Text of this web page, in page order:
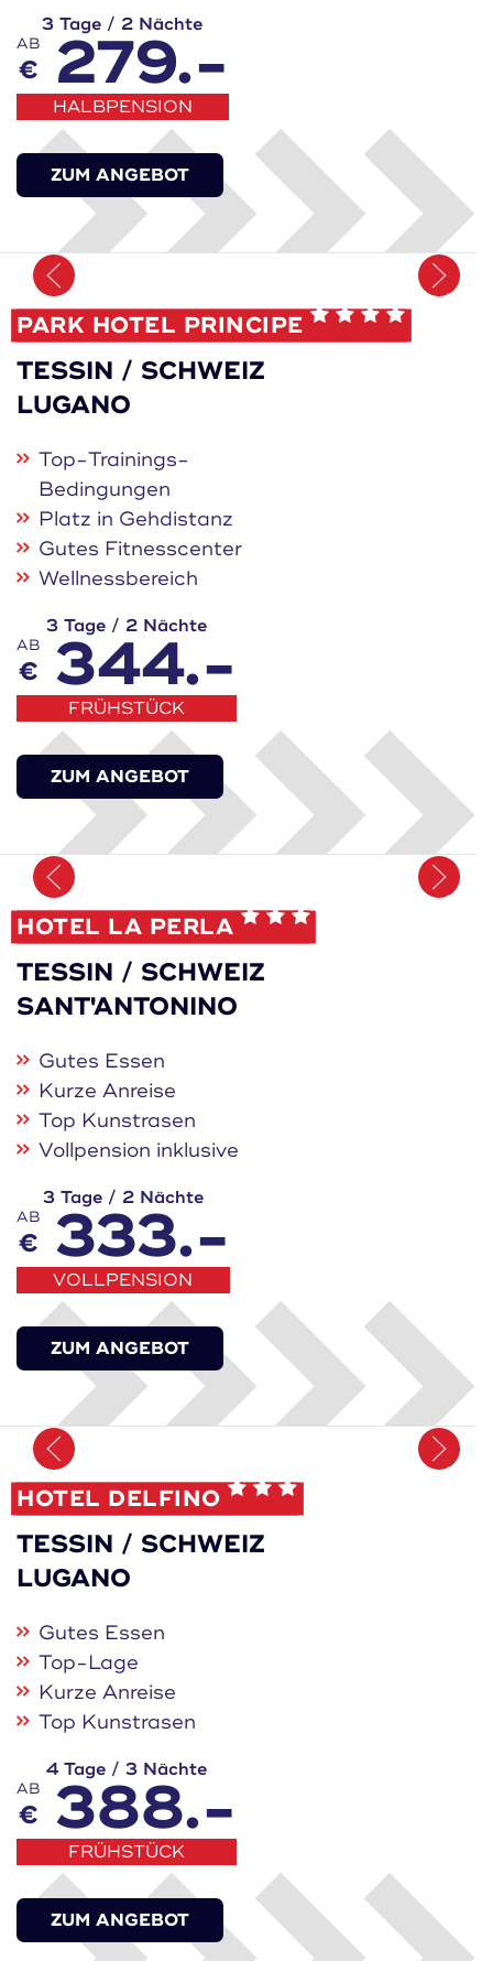
3 Tage / 2 Nächte
AB
€ 279.-
HALBPENSION
ZUM ANGEBOT
Merken
PARK HOTEL PRINCIPE
TESSIN / SCHWEIZ
LUGANO
Top-Trainings-
Bedingungen
Platz in Gehdistanz
Gutes Fitnesscenter
Wellnessbereich
3 Tage / 2 Nächte
AB
€ 344.-
FRÜHSTÜCK
ZUM ANGEBOT
Merken
HOTEL LA PERLA
TESSIN / SCHWEIZ
SANT'ANTONINO
Gutes Essen
Kurze Anreise
Top Kunstrasen
Vollpension inklusive
3 Tage / 2 Nächte
AB
€ 333.-
VOLLPENSION
ZUM ANGEBOT
Merken
HOTEL DELFINO
TESSIN / SCHWEIZ
LUGANO
Gutes Essen
Top-Lage
Kurze Anreise
Top Kunstrasen
4 Tage / 3 Nächte
AB
€ 388.-
FRÜHSTÜCK
ZUM ANGEBOT